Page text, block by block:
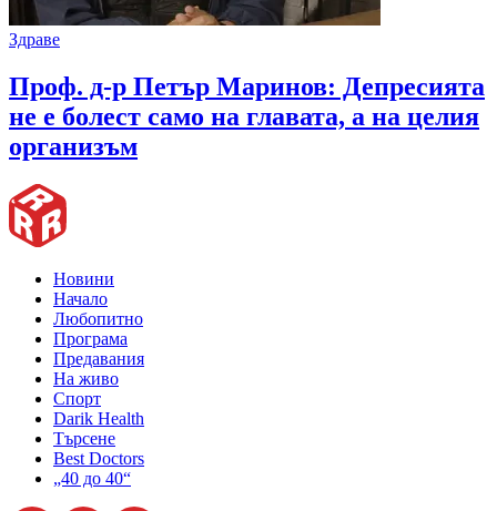
Здраве
Проф. д-р Петър Маринов: Депресията
не е болест само на главата, а на целия
организъм
Новини
Начало
Любопитно
Програма
Предавания
На живо
Спорт
Darik Health
Търсене
Best Doctors
„40 до 40“